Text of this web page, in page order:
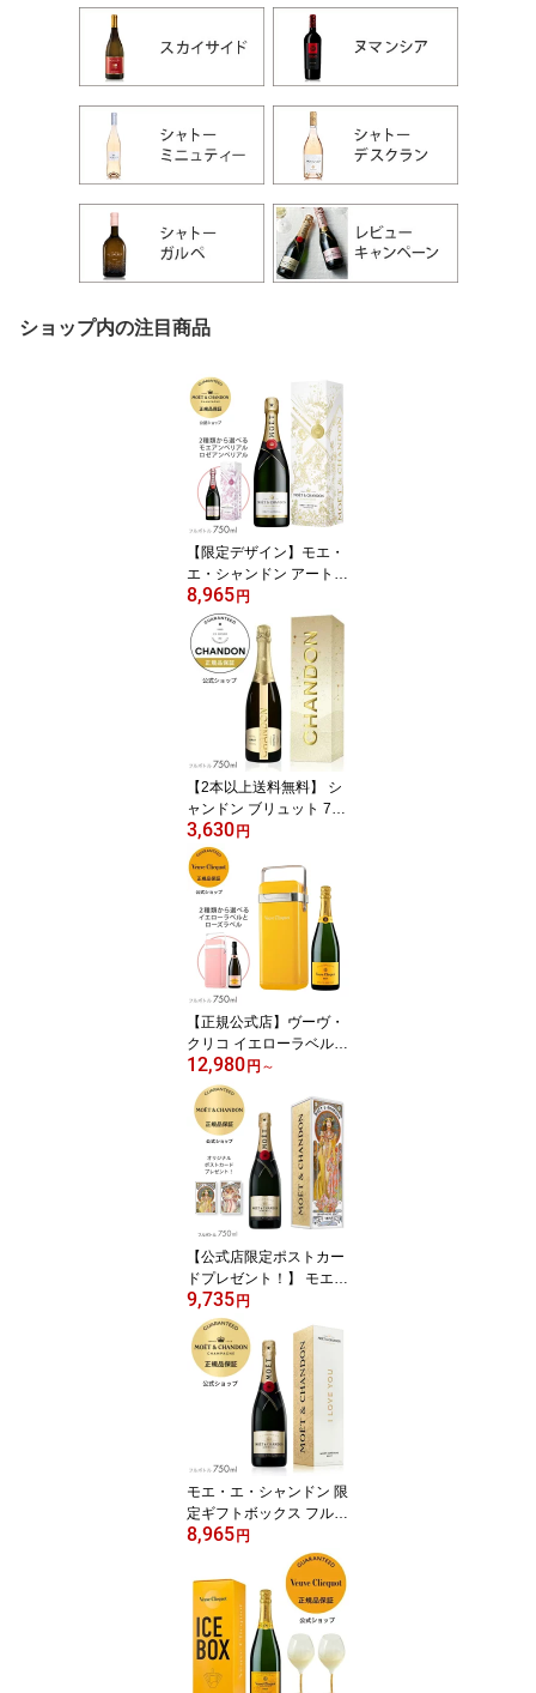
ショップ内の注目商品
【限定デザイン】モエ・
エ・シャンドン アート
オブ エペルネ 限定ギフ
トボックス モエ アンペ
リアル/ロゼ アンペリア
ル750ml 【正規公式店】
(シャンパン 白 ロゼ ブリ
ュット 辛口) 誕生日 結婚
祝い 母の日 ギフト ／ M
OET&CHANDON MOET
IMPERIAL/ROSE IMPER
IAL
8,965 円
【2本以上送料無料】 シ
ャンドン ブリュット 750
ml 限定デザインギフトボ
ックス入り (スパークリ
ングワイン 辛口) ／ CH
ANDON Limited Desgin
Giftbox (Sparking Wine)
【正規公式店】
3,630 円
【正規公式店】ヴーヴ・
クリコ イエローラベル &
ローズラベル クーラー
＜約1時間保冷可能＞フ
ルボトル 750ml 12度 シ
ャンパン 白 ブリュット
辛口 プレゼント ギフト
お祝い Veuve Clicquot C
OOLER Yellow label / Ro
se label
12,980 円 ～
【公式店限定ポストカー
ドプレゼント！】 モエ・
エ・シャンドン モエ ア
ンペリアル ミュシャ ゴ
ールドドレス ギフトボッ
クス / ピンクドレス ギフ
トボックス ( シャンパン
ブリュット 辛口) ギフト
プレゼント 母の日 父の
日 贈答 御礼
9,735 円
モエ・エ・シャンドン 限
定ギフトボックス フルボ
トル 750ml シャンパン
白 辛口 ブリュット プレ
ゼント お祝い 誕生日 バ
レンタイン ホワイトデー
正規公式店
8,965 円